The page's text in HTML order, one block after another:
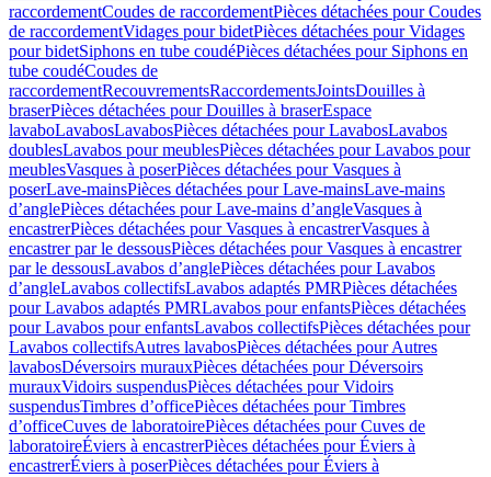
raccordementCoudes de raccordementPièces détachées pour Coudes
de raccordementVidages pour bidetPièces détachées pour Vidages
pour bidetSiphons en tube coudéPièces détachées pour Siphons en
tube coudéCoudes de
raccordementRecouvrementsRaccordementsJointsDouilles à
braserPièces détachées pour Douilles à braserEspace
lavaboLavabosLavabosPièces détachées pour LavabosLavabos
doublesLavabos pour meublesPièces détachées pour Lavabos pour
meublesVasques à poserPièces détachées pour Vasques à
poserLave-mainsPièces détachées pour Lave-mainsLave-mains
d’anglePièces détachées pour Lave-mains d’angleVasques à
encastrerPièces détachées pour Vasques à encastrerVasques à
encastrer par le dessousPièces détachées pour Vasques à encastrer
par le dessousLavabos d’anglePièces détachées pour Lavabos
d’angleLavabos collectifsLavabos adaptés PMRPièces détachées
pour Lavabos adaptés PMRLavabos pour enfantsPièces détachées
pour Lavabos pour enfantsLavabos collectifsPièces détachées pour
Lavabos collectifsAutres lavabosPièces détachées pour Autres
lavabosDéversoirs murauxPièces détachées pour Déversoirs
murauxVidoirs suspendusPièces détachées pour Vidoirs
suspendusTimbres dʼofficePièces détachées pour Timbres
dʼofficeCuves de laboratoirePièces détachées pour Cuves de
laboratoireÉviers à encastrerPièces détachées pour Éviers à
encastrerÉviers à poserPièces détachées pour Éviers à